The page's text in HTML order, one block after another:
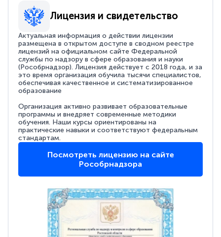
Лицензия и свидетельство
Актуальная информация о действии лицензии
размещена в открытом доступе в сводном реестре
лицензий на официальном сайте Федеральной
службы по надзору в сфере образования и науки
(Рособрнадзор). Лицензия действует с 2018 года, и за
это время организация обучила тысячи специалистов,
обеспечивая качественное и систематизированное
образование
Организация активно развивает образовательные
программы и внедряет современные методики
обучения. Наши курсы ориентированы на
практические навыки и соответствуют федеральным
стандартам.
Посмотреть лицензию на сайте
Рособрнадзора